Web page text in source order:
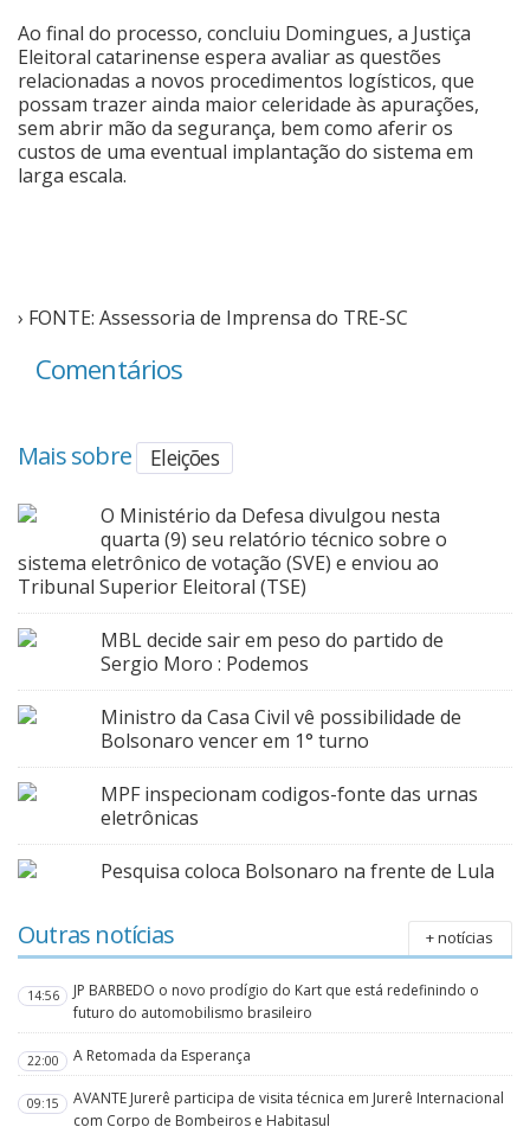
Ao final do processo, concluiu Domingues, a Justiça
Eleitoral catarinense espera avaliar as questões
relacionadas a novos procedimentos logísticos, que
possam trazer ainda maior celeridade às apurações,
sem abrir mão da segurança, bem como aferir os
custos de uma eventual implantação do sistema em
larga escala.
› FONTE: Assessoria de Imprensa do TRE-SC
Comentários
Mais sobre Eleições
O Ministério da Defesa divulgou nesta
quarta (9) seu relatório técnico sobre o
sistema eletrônico de votação (SVE) e enviou ao
Tribunal Superior Eleitoral (TSE)
MBL decide sair em peso do partido de
Sergio Moro : Podemos
Ministro da Casa Civil vê possibilidade de
Bolsonaro vencer em 1° turno
MPF inspecionam codigos-fonte das urnas
eletrônicas
Pesquisa coloca Bolsonaro na frente de Lula
Outras notícias + notícias
14:56
JP BARBEDO o novo prodígio do Kart que está redefinindo o
futuro do automobilismo brasileiro
22:00 A Retomada da Esperança
09:15
AVANTE Jurerê participa de visita técnica em Jurerê Internacional
com Corpo de Bombeiros e Habitasul